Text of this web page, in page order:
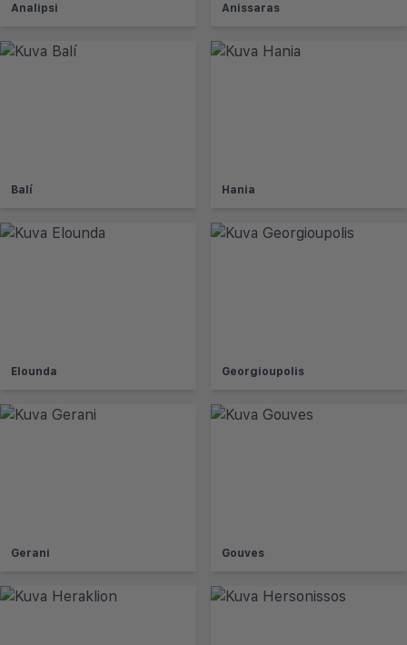
Analipsi Anissaras
Balí Hania
Elounda Georgioupolis
Gerani Gouves